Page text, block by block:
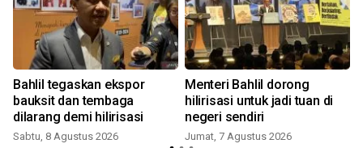
Bahlil tegaskan ekspor
bauksit dan tembaga
dilarang demi hilirisasi
Sabtu, 8 Agustus 2026
Menteri Bahlil dorong
hilirisasi untuk jadi tuan di
negeri sendiri
Jumat, 7 Agustus 2026